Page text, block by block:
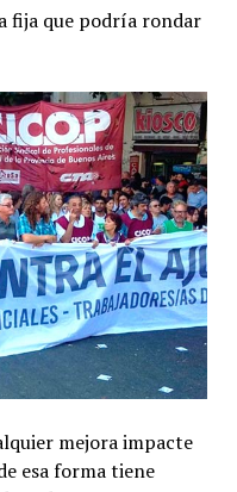
fija que podría rondar
mejora impacte
esa forma tiene